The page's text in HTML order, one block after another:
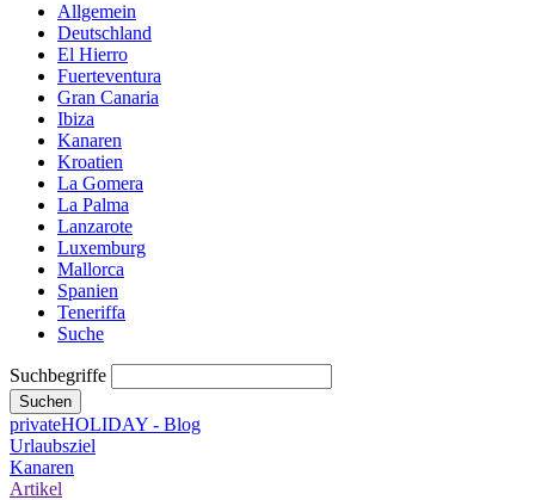
Allgemein
Deutschland
El Hierro
Fuerteventura
Gran Canaria
Ibiza
Kanaren
Kroatien
La Gomera
La Palma
Lanzarote
Luxemburg
Mallorca
Spanien
Teneriffa
Suche
Suchbegriffe
Suchen
privateHOLIDAY - Blog
Urlaubsziel
Kanaren
Artikel